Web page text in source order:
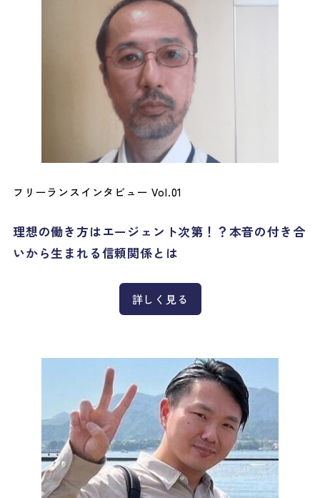
フリーランスインタビュー Vol.01
理想の働き方はエージェント次第！？本音の付き合
いから生まれる信頼関係とは
詳しく見る